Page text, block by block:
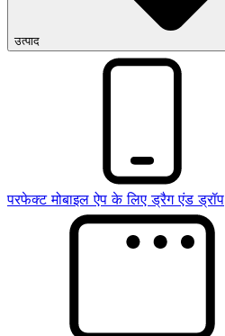
उत्पाद
परफेक्ट मोबाइल ऐप के लिए ड्रैग एंड ड्रॉप